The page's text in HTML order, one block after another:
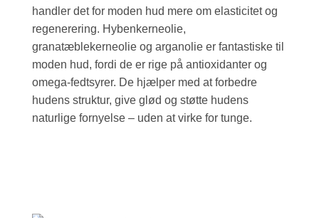
handler det for moden hud mere om elasticitet og
regenerering. Hybenkerneolie,
granatæblekerneolie og arganolie er fantastiske til
moden hud, fordi de er rige på antioxidanter og
omega-fedtsyrer. De hjælper med at forbedre
hudens struktur, give glød og støtte hudens
naturlige fornyelse – uden at virke for tunge.